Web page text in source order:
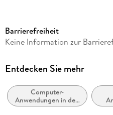
Herausgegeben von
Verlag/Hersteller
Abbildungen
XII, 235 p. 86 illus., 19 illus. in
Barrierefreiheit
Keine Information zur
Entdecken Sie mehr
Computer-
Anwendungen in den
Sozial- und